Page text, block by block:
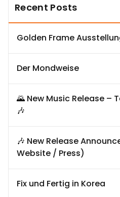
Recent Posts
Golden Frame
Der Mondweise
🌄 New Music Release –
🎶
🎶 New Release
Website / Press)
Fix und Fertig in Korea